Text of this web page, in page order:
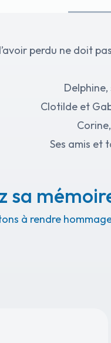
perdu ne doit
Delphine,
Clotilde et
Ses amis et
Fabrice
(121 bis
Assemblée au
sa
à rendre